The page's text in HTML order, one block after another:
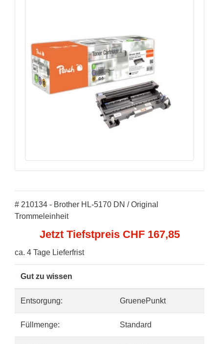
# 210134 - Brother HL-5170 DN / Original
Trommeleinheit
Jetzt Tiefstpreis CHF 167,85
ca. 4 Tage Lieferfrist
Gut zu wissen
Entsorgung: GruenePunkt
Füllmenge: Standard